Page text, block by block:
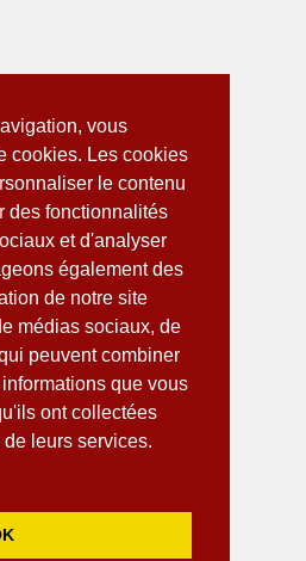
vous
cookies. Les cookies
le contenu
des fonctionnalités
et d'analyser
également des
de notre site
médias sociaux, de
peuvent combiner
que vous
ont collectées
leurs services.